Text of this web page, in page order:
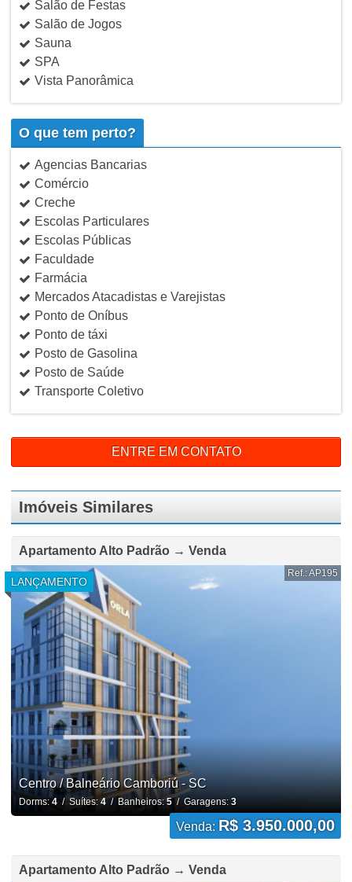
Salão de Festas
Salão de Jogos
Sauna
SPA
Vista Panorâmica
O que tem perto?
Agencias Bancarias
Comércio
Creche
Escolas Particulares
Escolas Públicas
Faculdade
Farmácia
Mercados Atacadistas e Varejistas
Ponto de Oníbus
Ponto de táxi
Posto de Gasolina
Posto de Saúde
Transporte Coletivo
ENTRE EM CONTATO
Imóveis Similares
Apartamento Alto Padrão → Venda
LANÇAMENTO
Ref.: AP195
Centro / Balneário Camboriú - SC
Dorms: 4/ Suítes: 4/ Banheiros:5/ Garagens: 3
Venda: R$ 3.950.000,00
Apartamento Alto Padrão → Venda